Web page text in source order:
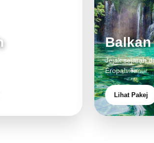
Balkan
Jejak sejarah
Eropah Timur.
Lihat Pakej